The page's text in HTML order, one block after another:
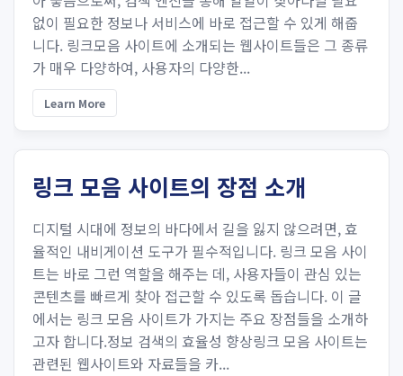
없이 필요한 정보나 서비스에 바로 접근할 수 있게 해줍
니다. 링크모음 사이트에 소개되는 웹사이트들은 그 종류
가 매우 다양하여, 사용자의 다양한...
Learn More
링크 모음 사이트의 장점 소개
디지털 시대에 정보의 바다에서 길을 잃지 않으려면, 효
율적인 내비게이션 도구가 필수적입니다. 링크 모음 사이
트는 바로 그런 역할을 해주는 데, 사용자들이 관심 있는
콘텐츠를 빠르게 찾아 접근할 수 있도록 돕습니다. 이 글
에서는 링크 모음 사이트가 가지는 주요 장점들을 소개하
고자 합니다.정보 검색의 효율성 향상링크 모음 사이트는
관련된 웹사이트와 자료들을 카...